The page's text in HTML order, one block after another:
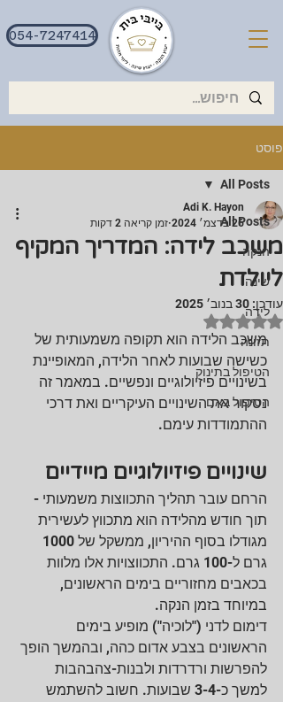
054-7247414
פוסט
All Posts
הנקה
שינה
לידה
תזונה
הטיפול בתינוק
הטיפול באם
All Posts
משכב לידה: המדריך המקיף
ליולדת
Adi K. Hayon
26 בדצמ׳ 2024
זמן קריאה 2 דקות
עודכן: 30 בנוב׳ 2025
דירוג של NaN מתוך 5 כוכבים
משכב הלידה הוא תקופה משמעותית של
כשישה שבועות לאחר הלידה, המאופיינת
בשינויים פיזיולוגיים ונפשיים. במאמר זה
נסקור את השינויים העיקריים ואת דרכי
ההתמודדות עימם.
שינויים פיזיולוגיים מיידיים
הרחם עובר תהליך התכווצות משמעותי -
תוך חודש מהלידה הוא מתכווץ לעשירית
גרם ל-100 גרם. התכווצויות אלו מלוות
בכאבים מחזוריים בימים הראשונים,
במיוחד בזמן הנקה.
דימום לדני ("לוכיה") מופיע בימים
הראשונים בצבע אדום כהה, ובהמשך הופך
להפרשות ורדרדות ולבנות-צהבהבות
למשך כ-3-4 שבועות. חשוב להשתמש